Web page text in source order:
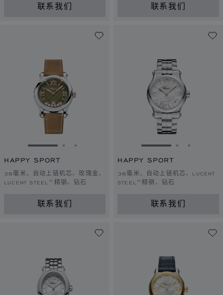
联系我们 联系我们
转到幻灯片 1转到幻灯片 2
转到幻灯片 3
HAPPY SPORT
36毫米、自动上链机芯、玫瑰金、
LUCENT STEEL™精钢、钻石
联系我们
转到幻灯片 1转到幻灯
转到幻
HAPPY SPORT
36毫米、自动上链机芯、LUCENT
STEEL™精钢、钻石
联系我们